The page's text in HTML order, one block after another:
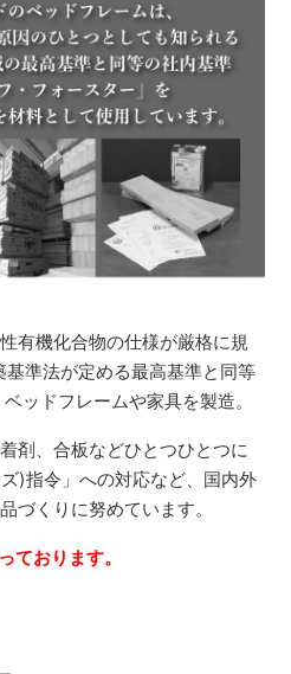
有機化合物の仕様が厳格に規
準法が定める最高基準と同等
ッドフレームや家具を製造。
剤、合板などひとつひとつに
)指令」への対応など、国内外
づくりに努めています。
ております。